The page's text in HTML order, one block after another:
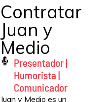
Contratar
Juan y
Medio
Presentador |
Humorista |
Comunicador
Juan y Medio es un